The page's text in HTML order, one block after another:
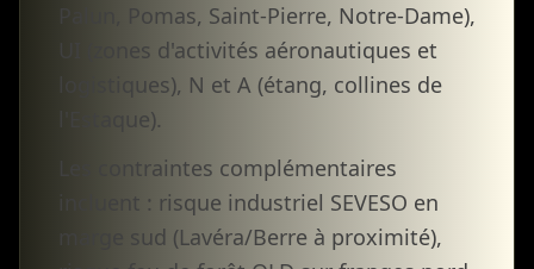
Palun, Pomas, Saint-Pierre, Notre-Dame),
UI (zones d'activités aéronautiques et
logistiques), N et A (étang, collines de
l'Estaque).
Les contraintes complémentaires
incluent : risque industriel SEVESO en
marge sud (Lavéra/Berre à proximité),